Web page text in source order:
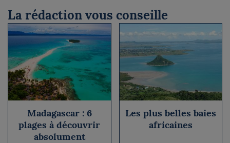
La rédaction vous conseille
Madagascar : 6
plages à découvrir
absolument
Les plus belles baies
africaines